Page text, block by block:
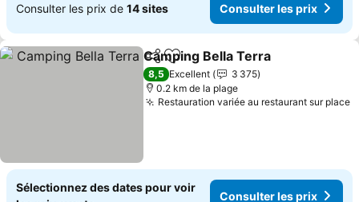
Consulter les prix de 14 sites Consulter les prix
PartagerAjouter à mes favoris
Camping Bella Terra
8,5 Excellent
3 375
0.2 km de la plage
Restauration variée au restaurant sur place
Sélectionnez des dates pour voir
Consulter les prix